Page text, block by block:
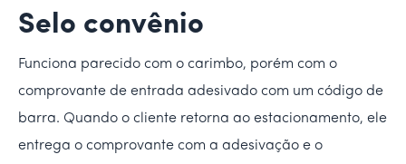
Selo convênio
Funciona parecido com o carimbo, porém com o
comprovante de entrada adesivado com um código de
barra. Quando o cliente retorna ao estacionamento, ele
entrega o comprovante com a adesivação e o